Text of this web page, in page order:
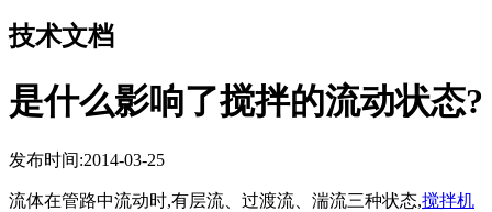
技术文档
是什么影响了搅拌的流动状态?
发布时间:2014-03-25
流体在管路中流动时,有层流、过渡流、湍流三种状态,搅拌机